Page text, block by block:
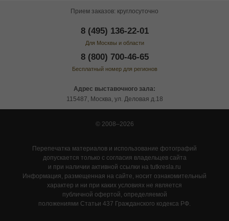
Прием заказов: круглосуточно
8 (495) 136-22-01
Для Москвы и области
8 (800) 700-46-65
Бесплатный номер для регионов
Адрес выставочного зала:
115487, Москва, ул. Деловая д.18
© 2008–2026
Перепечатка материалов и использование фотографий
допускается только с согласия владельцев сайта
и при наличии активной ссылки на tutkresla.ru
Информация, размещенная на сайте, носит ознакомительный
характер и ни при каких условиях не является
публичной офертой, определяемой
положениями Статьи 437 Гражданского кодекса РФ.